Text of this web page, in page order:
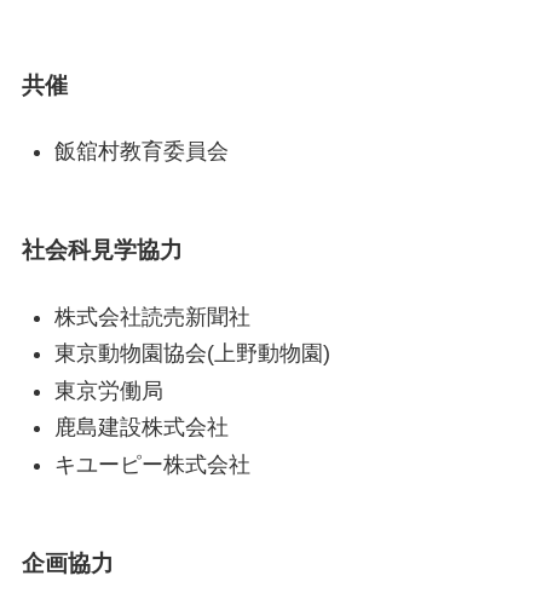
共催
飯舘村教育委員会
社会科見学協力
株式会社読売新聞社
東京動物園協会(上野動物園)
東京労働局
鹿島建設株式会社
キユーピー株式会社
企画協力